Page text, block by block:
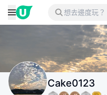
Cake0123